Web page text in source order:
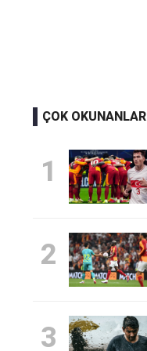
ÇOK OKUNANLAR
1
2
3